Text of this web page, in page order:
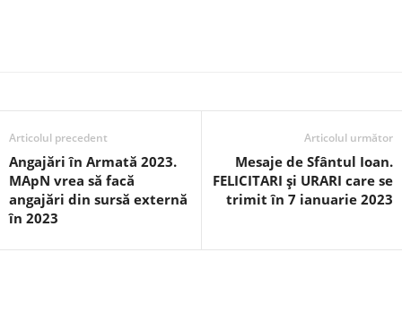
Articolul precedent
Angajări în Armată 2023.
MApN vrea să facă
angajări din sursă externă
în 2023
Articolul următor
Mesaje de Sfântul Ioan.
FELICITARI și URARI care se
trimit în 7 ianuarie 2023